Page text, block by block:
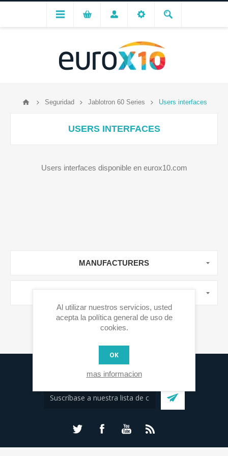
Seguridad Jablotron 60 Series Users interfaces
USERS INTERFACES
Users interfaces disponible en eurox10.com
MANUFACTURERS
Lista de Correo
Al utilizar nuestros servicios, usted
acepta la política general de uso de
cookies.
OK
mas informacion